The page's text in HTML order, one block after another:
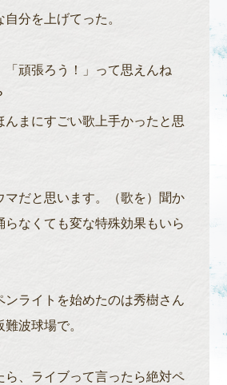
分を上げてった。
「頑張ろう！」って思えんね
んまにすごい歌上手かったと思
マだと思います。（歌を）聞か
らなくても変な特殊効果もいら
ンライトを始めたのは秀樹さん
波球場で。
ら、ライブって言ったら絶対ペ